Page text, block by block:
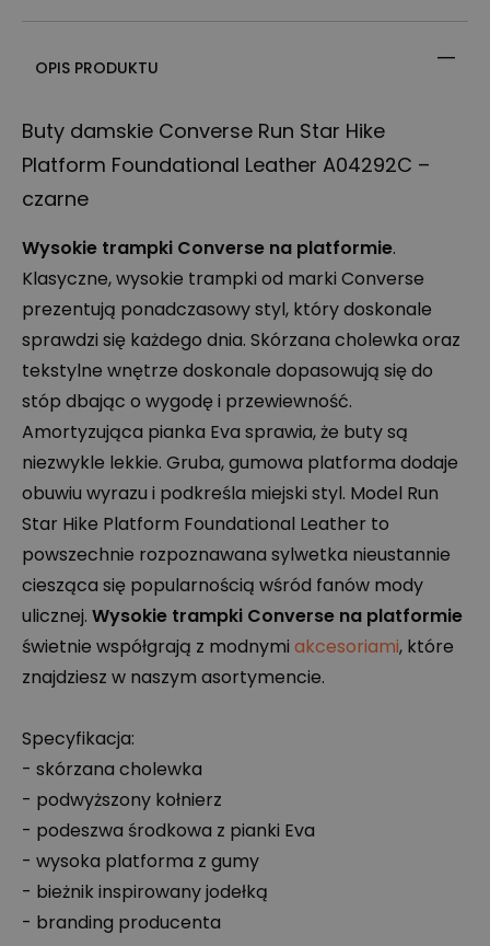
OPIS PRODUKTU
Buty damskie Converse Run Star Hike
Platform Foundational Leather A04292C –
czarne
Wysokie trampki Converse na platformie.
Klasyczne, wysokie trampki od marki Converse
prezentują ponadczasowy styl, który doskonale
sprawdzi się każdego dnia. Skórzana cholewka oraz
tekstylne wnętrze doskonale dopasowują się do
stóp dbając o wygodę i przewiewność.
Amortyzująca pianka Eva sprawia, że buty są
niezwykle lekkie. Gruba, gumowa platforma dodaje
obuwiu wyrazu i podkreśla miejski styl. Model Run
Star Hike Platform Foundational Leather to
powszechnie rozpoznawana sylwetka nieustannie
ciesząca się popularnością wśród fanów mody
ulicznej. Wysokie trampki Converse na platformie
świetnie współgrają z modnymi akcesoriami, które
znajdziesz w naszym asortymencie.
Specyfikacja:
- skórzana cholewka
- podwyższony kołnierz
- podeszwa środkowa z pianki Eva
- wysoka platforma z gumy
- bieżnik inspirowany jodełką
- branding producenta